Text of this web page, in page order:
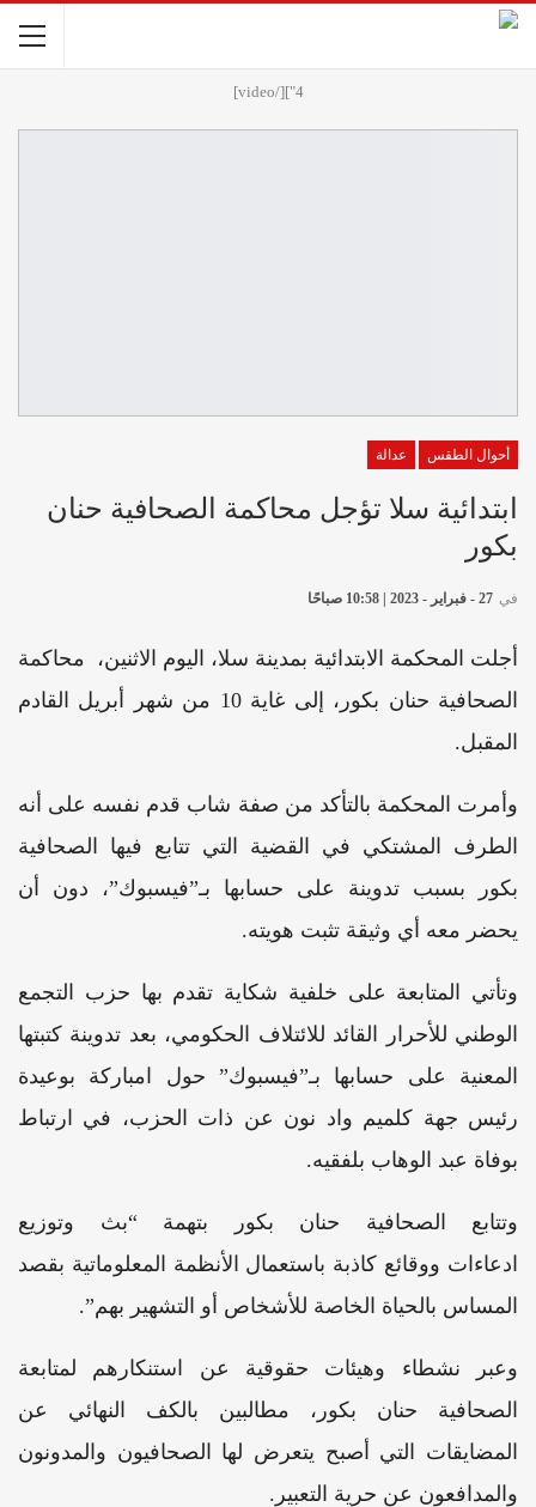
4"][/video]
أحوال الطقس عدالة
ابتدائية سلا تؤجل محاكمة الصحافية حنان
بكور
في 27 - فبراير - 2023 | 10:58 صباحًا
أجلت المحكمة الابتدائية بمدينة سلا، اليوم الاثنين، محاكمة
الصحافية حنان بكور، إلى غاية 10 من شهر أبريل القادم
المقبل.
وأمرت المحكمة بالتأكد من صفة شاب قدم نفسه على أنه
الطرف المشتكي في القضية التي تتابع فيها الصحافية
بكور بسبب تدوينة على حسابها بـ”فيسبوك”، دون أن
يحضر معه أي وثيقة تثبت هويته.
وتأتي المتابعة على خلفية شكاية تقدم بها حزب التجمع
الوطني للأحرار القائد للائتلاف الحكومي، بعد تدوينة كتبتها
المعنية على حسابها بـ”فيسبوك” حول امباركة بوعيدة
رئيس جهة كلميم واد نون عن ذات الحزب، في ارتباط
بوفاة عبد الوهاب بلفقيه.
وتتابع الصحافية حنان بكور بتهمة “بث وتوزيع
ادعاءات ووقائع كاذبة باستعمال الأنظمة المعلوماتية بقصد
المساس بالحياة الخاصة للأشخاص أو التشهير بهم”.
وعبر نشطاء وهيئات حقوقية عن استنكارهم لمتابعة
الصحافية حنان بكور، مطالبين بالكف النهائي عن
المضايقات التي أصبح يتعرض لها الصحافيون والمدونون
والمدافعون عن حرية التعبير.